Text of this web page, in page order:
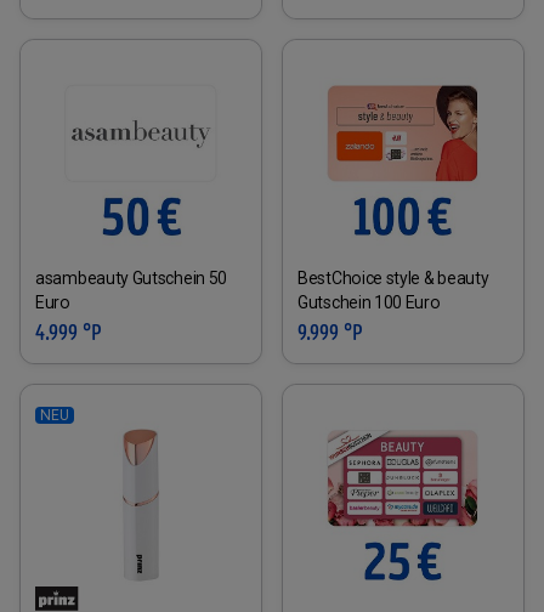
asambeauty Gutschein 50
Euro
4.999 °P
BestChoice style & beauty
Gutschein 100 Euro
9.999 °P
NEU